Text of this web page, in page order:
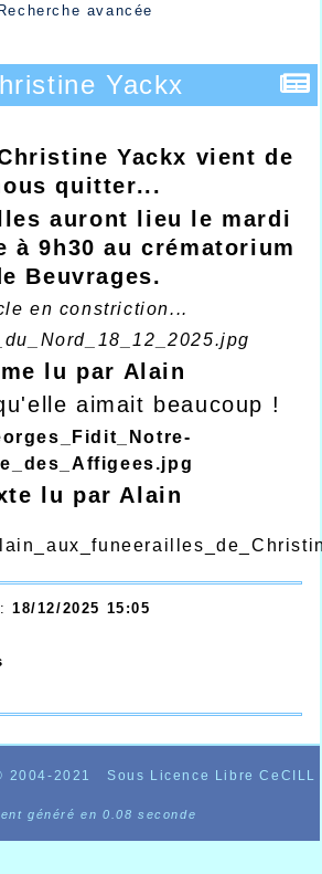
avancée
Yackx
Yackx vient de
quitter...
auront lieu le mardi
à 9h30 au crématorium
Beuvrages.
en constriction...
lu par Alain
aimait beaucoup !
lu par Alain
18/12/2025 15:05
2004-2021 Sous Licence Libre CeCILL
généré en 0.08 seconde